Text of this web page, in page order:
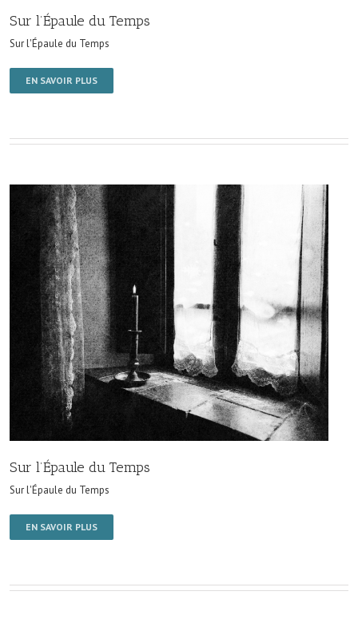
Sur l’Épaule du Temps
Sur l'Épaule du Temps
EN SAVOIR PLUS
Sur l’Épaule du Temps
Sur l'Épaule du Temps
EN SAVOIR PLUS